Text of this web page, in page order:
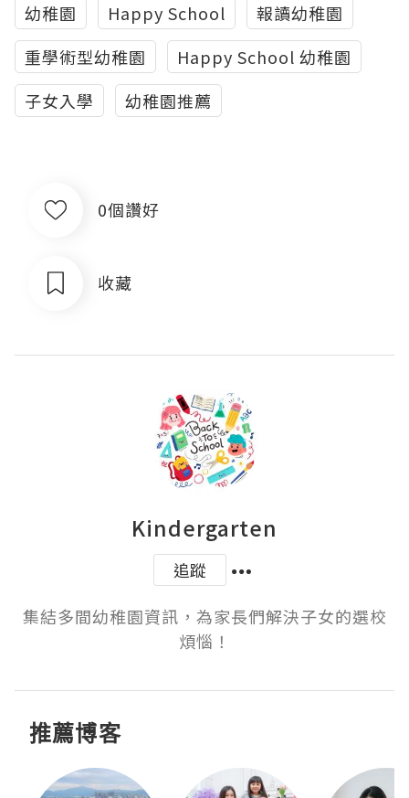
幼稚園 Happy School
報讀幼稚園
重學術型幼稚園
Happy School 幼稚園
子女入學
幼稚園推薦
0個讚好
收藏
Kindergarten
追蹤
集結多間幼稚園資訊，為家長們解決子女的選校
煩惱！
推薦博客